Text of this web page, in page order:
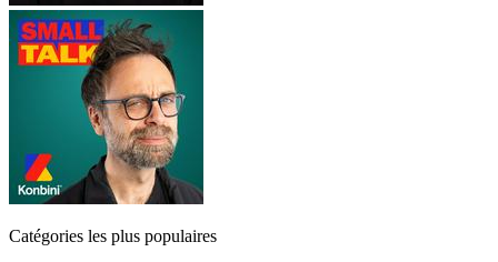
Catégories les plus populaires